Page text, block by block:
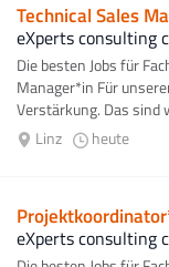
Technical Sales
eXperts consulting
Die besten Jobs für
Manager*in Für
Verstärkung. Das sind
Linz
heute
eXperts consulting